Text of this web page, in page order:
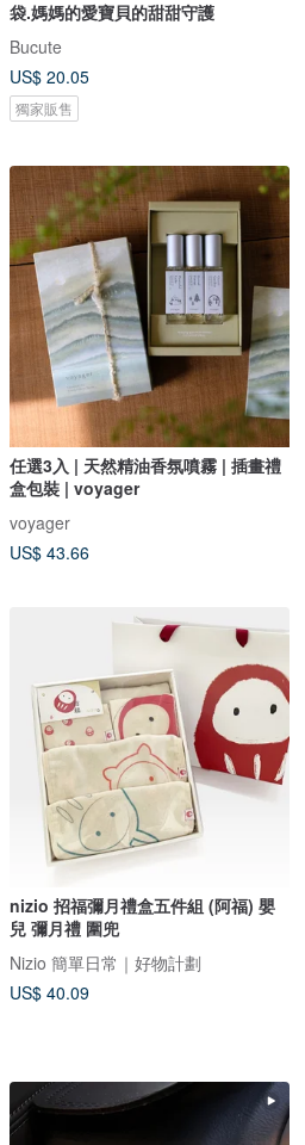
袋.媽媽的愛寶貝的甜甜守護
Bucute
US$ 20.05
獨家販售
任選3入 | 天然精油香氛噴霧 | 插畫禮
盒包裝 | voyager
voyager
US$ 43.66
nizio 招福彌月禮盒五件組 (阿福) 嬰
兒 彌月禮 圍兜
Nizio 簡單日常｜好物計劃
US$ 40.09